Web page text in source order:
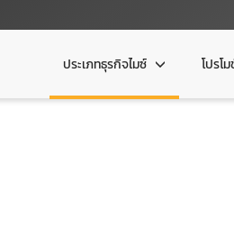
ประเภทธุรกิจไมซ์ โปรโ